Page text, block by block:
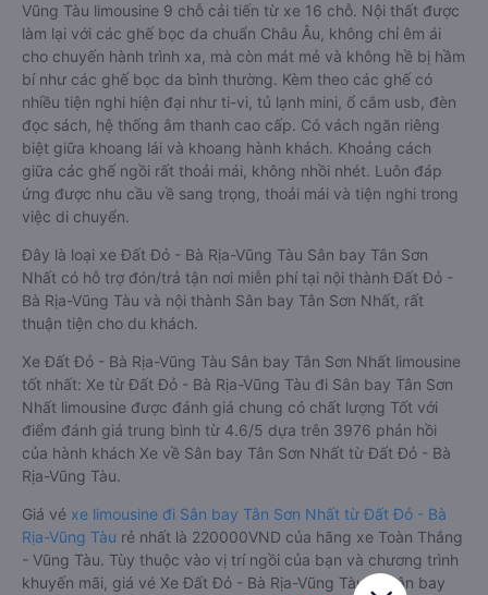
Vũng Tàu limousine 9 chỗ cải tiến từ xe 16 chỗ. Nội thất được
làm lại với các ghế bọc da chuẩn Châu Âu, không chỉ êm ái
cho chuyến hành trình xa, mà còn mát mẻ và không hề bị hầm
bí như các ghế bọc da bình thường. Kèm theo các ghế có
nhiều tiện nghi hiện đại như ti-vi, tủ lạnh mini, ổ cắm usb, đèn
đọc sách, hệ thống âm thanh cao cấp. Có vách ngăn riêng
biệt giữa khoang lái và khoang hành khách. Khoảng cách
giữa các ghế ngồi rất thoải mái, không nhồi nhét. Luôn đáp
ứng được nhu cầu về sang trọng, thoải mái và tiện nghi trong
việc di chuyển.
Đây là loại xe Đất Đỏ - Bà Rịa-Vũng Tàu Sân bay Tân Sơn
Nhất có hỗ trợ đón/trả tận nơi miễn phí tại nội thành Đất Đỏ -
Bà Rịa-Vũng Tàu và nội thành Sân bay Tân Sơn Nhất, rất
thuận tiện cho du khách.
Xe Đất Đỏ - Bà Rịa-Vũng Tàu Sân bay Tân Sơn Nhất limousine
tốt nhất: Xe từ Đất Đỏ - Bà Rịa-Vũng Tàu đi Sân bay Tân Sơn
Nhất limousine được đánh giá chung có chất lượng Tốt với
điểm đánh giá trung bình từ 4.6/5 dựa trên 3976 phản hồi
của hành khách Xe về Sân bay Tân Sơn Nhất từ Đất Đỏ - Bà
Rịa-Vũng Tàu.
Giá vé xe limousine đi Sân bay Tân Sơn Nhất từ Đất Đỏ - Bà
Rịa-Vũng Tàu rẻ nhất là 220000VND của hãng xe Toàn Thắng
- Vũng Tàu. Tùy thuộc vào vị trí ngồi của bạn và chương trình
khuyến mãi, giá vé Xe Đất Đỏ - Bà Rịa-Vũng Tàu đi Sân bay